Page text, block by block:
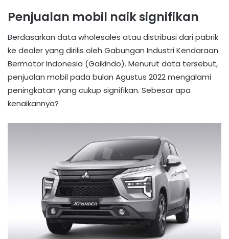
Penjualan mobil naik signifikan
Berdasarkan data wholesales atau distribusi dari pabrik
ke dealer yang dirilis oleh Gabungan Industri Kendaraan
Bermotor Indonesia (Gaikindo). Menurut data tersebut,
penjualan mobil pada bulan Agustus 2022 mengalami
peningkatan yang cukup signifikan. Sebesar apa
kenaikannya?